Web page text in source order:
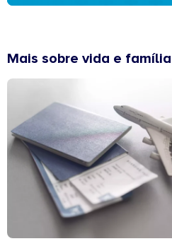
Mais sobre vida e família